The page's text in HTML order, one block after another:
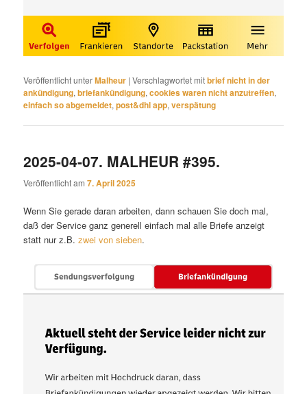
Veröffentlicht unterMalheur |Verschlagwortet mitbrief nicht in der
ankündigung,briefankündigung,cookies waren nicht anzutreffen,
einfach so abgemeldet,post&dhl app,verspätung
2025-04-07. MALHEUR #395.
Veröffentlicht am7. April 2025
Wenn Sie gerade daran arbeiten, dann schauen Sie doch mal,
daß der Service ganz generell einfach mal alle Briefe anzeigt
statt nur z.B.zwei von sieben.